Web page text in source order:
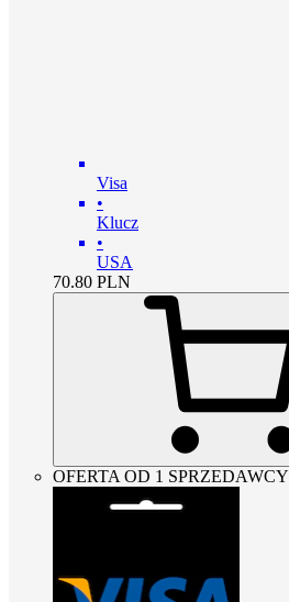
Visa
•
Klucz
•
USA
70.80 PLN
OFERTA OD 1 SPRZEDAWCY